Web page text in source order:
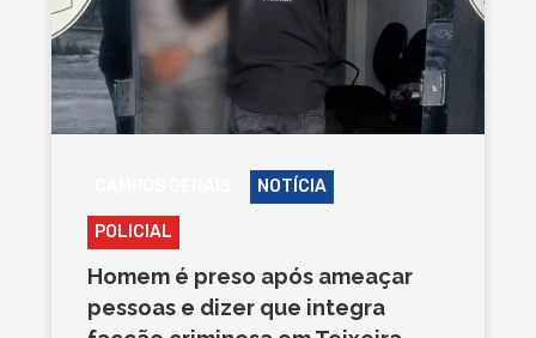
NOTÍCIA
POLICIAL
Homem é preso após ameaçar
pessoas e dizer que integra